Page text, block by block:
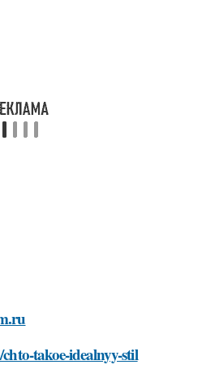
takoe-idealnyy-stil